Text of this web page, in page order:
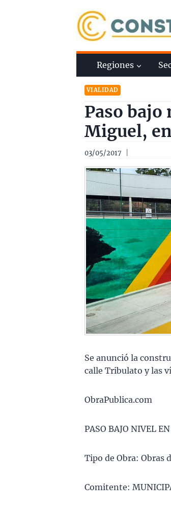
Regiones
VIALIDAD
Paso bajo
Miguel,
03/05/2017
Se anunció la
calle Tribulato y las
ObraPublica.com
PASO BAJO NIVEL
Tipo de Obra: Obras
Comitente: